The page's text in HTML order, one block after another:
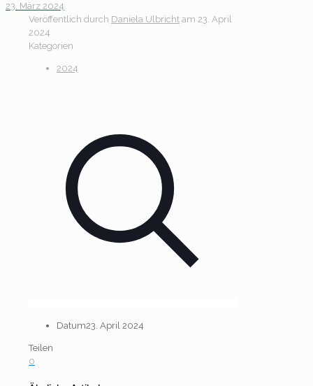
23. März 2024
Veröffentlich durch Daniela Ulbricht am 23. April
2024
Kategorien
2024
Datum23. April 2024
Teilen
0